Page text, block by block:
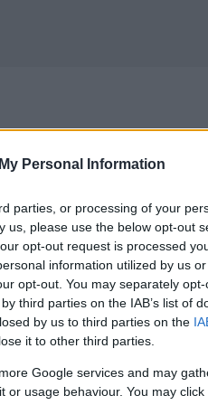
Personal Information
parties, or processing of your
us, please use the below opt-out
opt-out request is processed
information utilized by us
opt-out. You may separately
third parties on the IAB’s list of
by us to third parties on the
it to other third parties.
Google services and may
or usage behaviour. You may